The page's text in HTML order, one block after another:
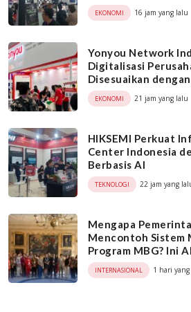
EKONOMI 16 jam yang lalu
Yonyou Network
Digitalisasi
Disesuaikan
EKONOMI 21 jam yang lalu
HIKSEMI Perkuat
Center Indonesia
Berbasis AI
TEKNOLOGI 22 jam yang
Mengapa
Mencontoh Sistem
Program MBG? Ini
INTERNASIONAL 1 hari